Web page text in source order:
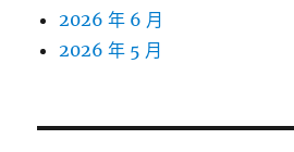
2026 年 6 月
2026 年 5 月